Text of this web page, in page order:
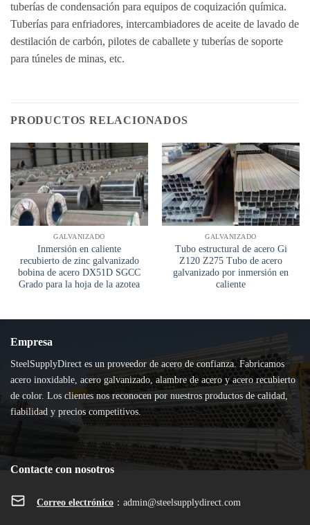
tuberías de condensación para equipos de coquización química.
Tuberías para enfriadores, intercambiadores de aceite de lavado de
destilación de carbón, pilotes de caballete y tuberías de soporte
para túneles de minas, etc.
PRODUCTOS RELACIONADOS
GALVANIZADO
Inmersión en caliente
recubierto de zinc galvanizado
bobina de acero DX51D SGCC
Grado para la hoja de la azotea
GALVANIZADO
Tubo estructural de acero Gi
Z120 Z275 Tubo de acero
galvanizado por inmersión en
caliente
Empresa
SteelSupplyDirect es un proveedor de acero de confianza. Fabricamos
acero inoxidable, acero galvanizado, alambre de acero y acero recubierto
de color. Los clientes nos reconocen por nuestros productos de calidad,
fiabilidad y precios competitivos.
Contacte con nosotros
Correo electrónico ： admin@steelsupplydirect.com